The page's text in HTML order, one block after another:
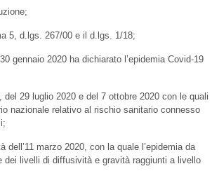
5, d.lgs. 267/00 e il d.lgs. 1/18;
gennaio 2020 ha dichiarato l’epidemia Covid-19
29 luglio 2020 e del 7 ottobre 2020 con le quali
nazionale relativo al rischio sanitario connesso
marzo 2020, con la quale l’epidemia da
dei livelli di diffusività e gravità raggiunti a livello